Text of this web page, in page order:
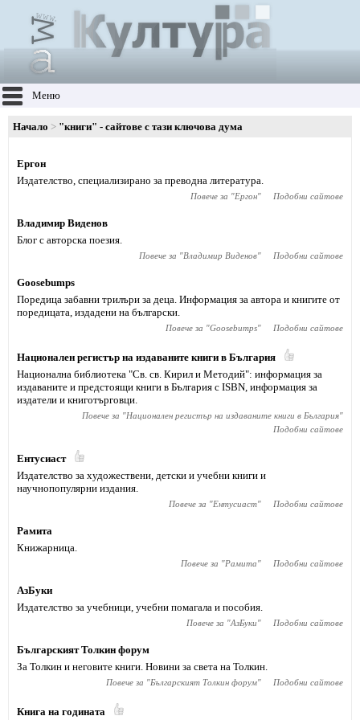
Меню
Начало "книги" - сайтове с тази ключова дума
Ергон
Издателство, специализирано за преводна литература.
Повече за "Ергон" Подобни сайтове
Владимир Виденов
Блог с авторска поезия.
Повече за "Владимир Виденов" Подобни сайтове
Goosebumps
Поредица забавни трилъри за деца. Информация за автора и книгите от
поредицата, издадени на български.
Повече за "Goosebumps" Подобни сайтове
Национален регистър на издаваните книги в България
Национална библиотека "Св. св. Кирил и Методий": информация за
издаваните и предстоящи книги в България с ISBN, информация за
издатели и книготърговци.
Повече за "Национален регистър на издаваните книги в България"
Подобни сайтове
Ентусиаст
Издателство за художествени, детски и учебни книги и
научнопопулярни издания.
Повече за "Ентусиаст" Подобни сайтове
Рамита
Книжарница.
Повече за "Рамита" Подобни сайтове
АзБуки
Издателство за учебници, учебни помагала и пособия.
Повече за "АзБуки" Подобни сайтове
Българският Толкин форум
За Толкин и неговите книги. Новини за света на Толкин.
Повече за "Българският Толкин форум" Подобни сайтове
Книга на годината